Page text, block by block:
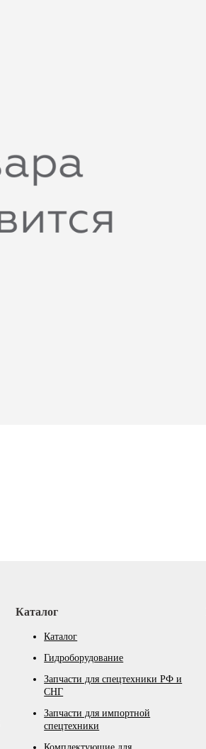
Каталог
Каталог
Гидроборудование
Запчасти для спецтехники РФ и
СНГ
Запчасти для импортной
спецтехники